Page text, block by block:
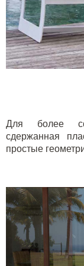
Для более
сдержанная
простые